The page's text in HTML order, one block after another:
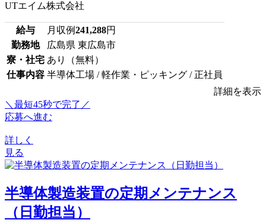
UTエイム株式会社
給与 月収例241,288円
勤務地
広島県 東広島市
寮・社宅 あり（無料）
仕事内容 半導体工場 / 軽作業・ピッキング / 正社員
詳細を表示
＼最短45秒で完了／
応募へ進む
詳しく
見る
半導体製造装置の定期メンテナンス
（日勤担当）